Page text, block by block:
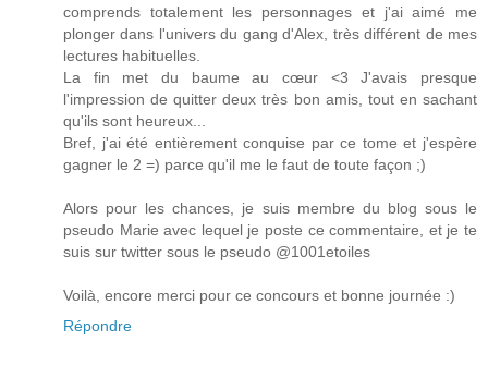
comprends totalement les personnages et j'ai aimé me
plonger dans l'univers du gang d'Alex, très différent de mes
lectures habituelles.
La fin met du baume au cœur <3 J'avais presque
l'impression de quitter deux très bon amis, tout en sachant
qu'ils sont heureux...
Bref, j'ai été entièrement conquise par ce tome et j'espère
gagner le 2 =) parce qu'il me le faut de toute façon ;)
Alors pour les chances, je suis membre du blog sous le
pseudo Marie avec lequel je poste ce commentaire, et je te
suis sur twitter sous le pseudo @1001etoiles
Voilà, encore merci pour ce concours et bonne journée :)
Répondre